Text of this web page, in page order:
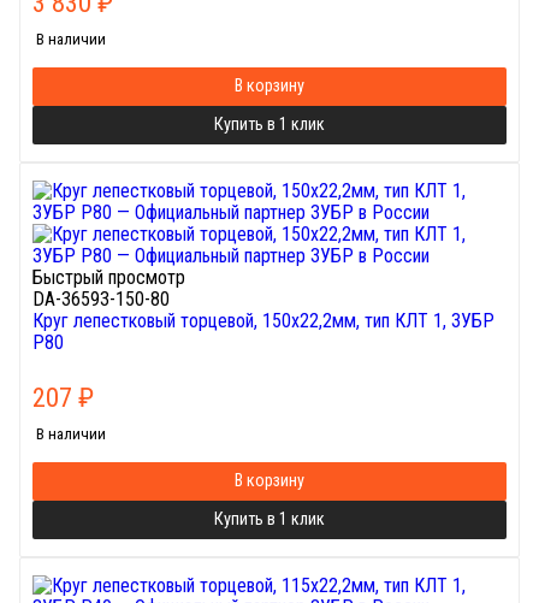
В наличии
В корзину
Купить в 1 клик
Быстрый просмотр
DA-36593-150-80
Круг лепестковый торцевой, 150х22,2мм, тип КЛТ 1, ЗУБР
P80
207 ₽
В наличии
В корзину
Купить в 1 клик